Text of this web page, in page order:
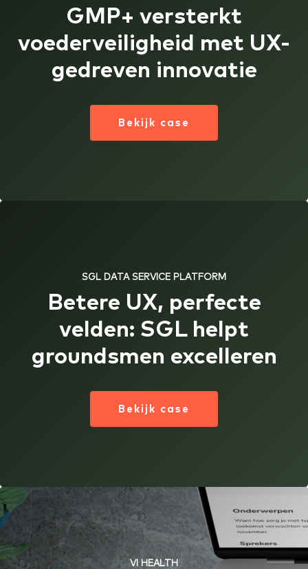
GMP+ versterkt
voederveiligheid met UX-
gedreven innovatie
Bekijk case
SGL DATA SERVICE PLATFORM
Betere UX, perfecte
velden: SGL helpt
groundsmen excelleren
Bekijk case
VI HEALTH